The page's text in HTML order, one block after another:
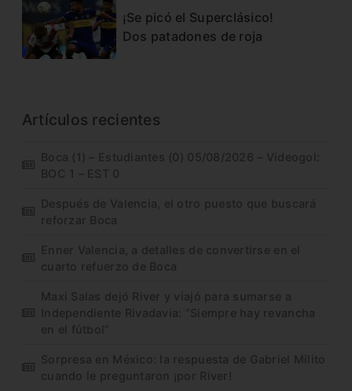
¡Se picó el Superclásico!
Dos patadones de roja
Artículos recientes
Boca (1) – Estudiantes (0) 05/08/2026 – Videogol:
BOC 1 – EST 0
Después de Valencia, el otro puesto que buscará
reforzar Boca
Enner Valencia, a detalles de convertirse en el
cuarto refuerzo de Boca
Maxi Salas dejó River y viajó para sumarse a
Independiente Rivadavia: “Siempre hay revancha
en el fútbol”
Sorpresa en México: la respuesta de Gabriel Milito
cuando le preguntaron ¡por River!